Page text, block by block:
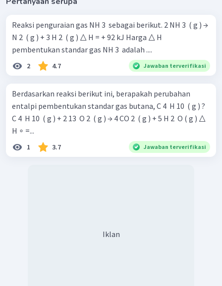
Reaksi penguraian gas NH 3 ​ sebagai berikut. 2 NH 3 ​ ( g ) →
N 2 ​ ( g ) + 3 H 2 ​ ( g ) △ H = + 92 kJ Harga △ H
pembentukan standar gas NH 3 ​ adalah ....
2 4.7 Jawaban terverifikasi
Berdasarkan reaksi berikut ini, berapakah perubahan
entalpi pembentukan standar gas butana, C 4 ​ H 10 ​ ( g ) ?
C 4 ​ H 10 ​ ( g ) + 2 13 ​ O 2 ​ ( g ) → 4 CO 2 ​ ( g ) + 5 H 2 ​ O ( g ) △
H ∘ =...
1 3.7 Jawaban terverifikasi
Iklan